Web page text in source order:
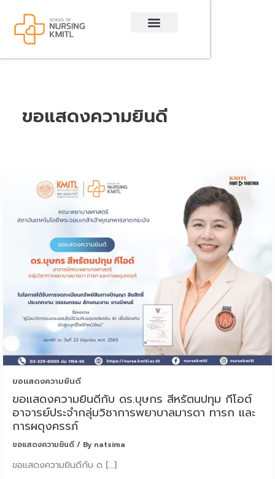
content
ขอแสดงความยินดี
ขอแสดงความยินดี
ขอแสดงความยินดีกับ ดร.บุษกร สีหรัตนปทุม กีโอต์
อาจารย์ประจำกลุ่มวิชาการพยาบาลมารดา ทารก และ
การผดุงครรภ์
ขอแสดงความยินดี / By natsima
ขอแสดงความยินดีกับ ด […]